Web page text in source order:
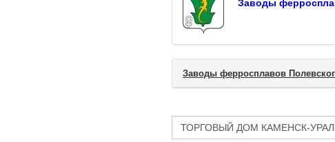
Заводы
Заводы ферросплавов